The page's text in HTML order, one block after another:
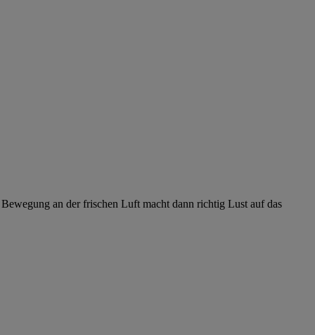
an der frischen Luft macht dann richtig Lust auf das